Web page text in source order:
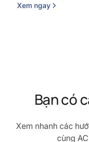
Xem ngay
Bạn có
Xem nhanh các
cùng